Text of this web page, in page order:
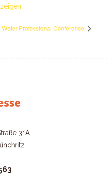
Professional Conference
31A